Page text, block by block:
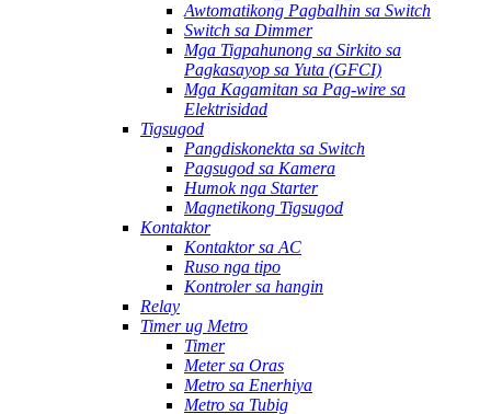
Awtomatikong Pagbalhin sa Switch
Switch sa Dimmer
Mga Tigpahunong sa Sirkito sa
Pagkasayop sa Yuta (GFCI)
Mga Kagamitan sa Pag-wire sa
Elektrisidad
Tigsugod
Pangdiskonekta sa Switch
Pagsugod sa Kamera
Humok nga Starter
Magnetikong Tigsugod
Kontaktor
Kontaktor sa AC
Ruso nga tipo
Kontroler sa hangin
Relay
Timer ug Metro
Timer
Meter sa Oras
Metro sa Enerhiya
Metro sa Tubig